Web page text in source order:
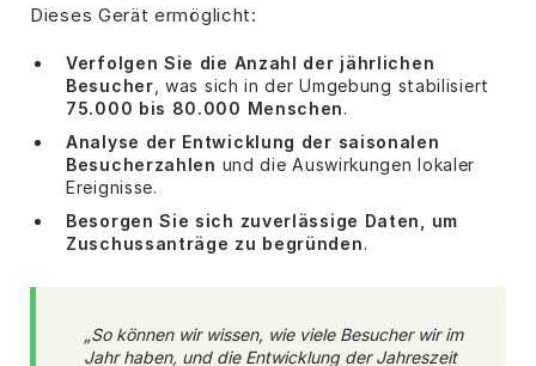
Dieses Gerät ermöglicht:
Verfolgen Sie die Anzahl der jährlichen
Besucher , was sich in der Umgebung stabilisiert
75.000 bis 80.000 Menschen.
Analyse der Entwicklung der saisonalen
Besucherzahlen und die Auswirkungen lokaler
Ereignisse.
Besorgen Sie sich zuverlässige Daten, um
Zuschussanträge zu begründen.
„So können wir wissen, wie viele Besucher wir im
Jahr haben, und die Entwicklung der Jahreszeit